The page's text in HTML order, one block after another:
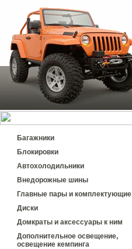
Багажники
Блокировки
Автохолодильники
Внедорожные шины
Главные пары и комплектующие
Диски
Домкраты и аксессуары к ним
Дополнительное освещение,
освещение кемпинга